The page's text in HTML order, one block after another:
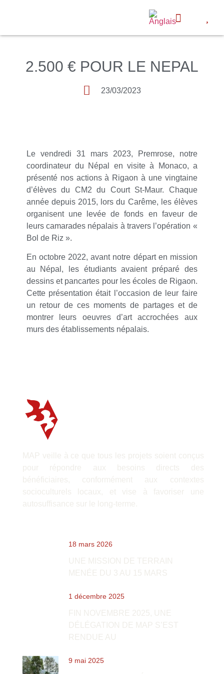
2.500 € POUR LE NEPAL
23/03/2023
Le vendredi 31 mars 2023, Premrose, notre
coordinateur du Népal en visite à Monaco, a
présenté nos actions à Rigaon à une vingtaine
d’élèves du CM2 du Court St-Maur. Chaque
année depuis 2015, lors du Carême, les élèves
organisent une levée de fonds en faveur de
leurs camarades népalais à travers l’opération «
Bol de Riz ».
En octobre 2022, avant notre départ en mission
au Népal, les étudiants avaient préparé des
dessins et pancartes pour les écoles de Rigaon.
Cette présentation était l’occasion de leur faire
un retour de ces moments de partages et de
montrer leurs oeuvres d’art accrochées aux
murs des établissements népalais.
MAP veille à ce que tous les projets soient conçus
pour répondre aux besoins directs des
bénéficiaires, conformément aux contextes
socioculturels locaux, et vise à favoriser une
autosuffisance sur le long-terme.
18 mars 2026
UNE MISSION DE TERRAIN
MENÉE DU 3 AU 15 MARS
1 décembre 2025
FIN NOVEMBRE 2025, UNE
DÉLÉGATION DE MAP S’EST
RENDUE AU
9 mai 2025